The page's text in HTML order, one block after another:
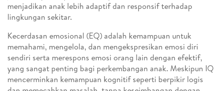
menjadikan anak lebih adaptif dan responsif terhadap
lingkungan sekitar.
Kecerdasan emosional (EQ) adalah kemampuan untuk
memahami, mengelola, dan mengekspresikan emosi diri
sendiri serta merespons emosi orang lain dengan efektif,
yang sangat penting bagi perkembangan anak. Meskipun IQ
mencerminkan kemampuan kognitif seperti berpikir logis